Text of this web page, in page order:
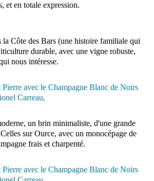
et en totale expression.
Côte des Bars (une histoire familiale qui
durable, avec une vigne robuste,
nous intéresse.
un brin minimaliste, d'une grande
sur Ource, avec un monocépage de
frais et charpenté.